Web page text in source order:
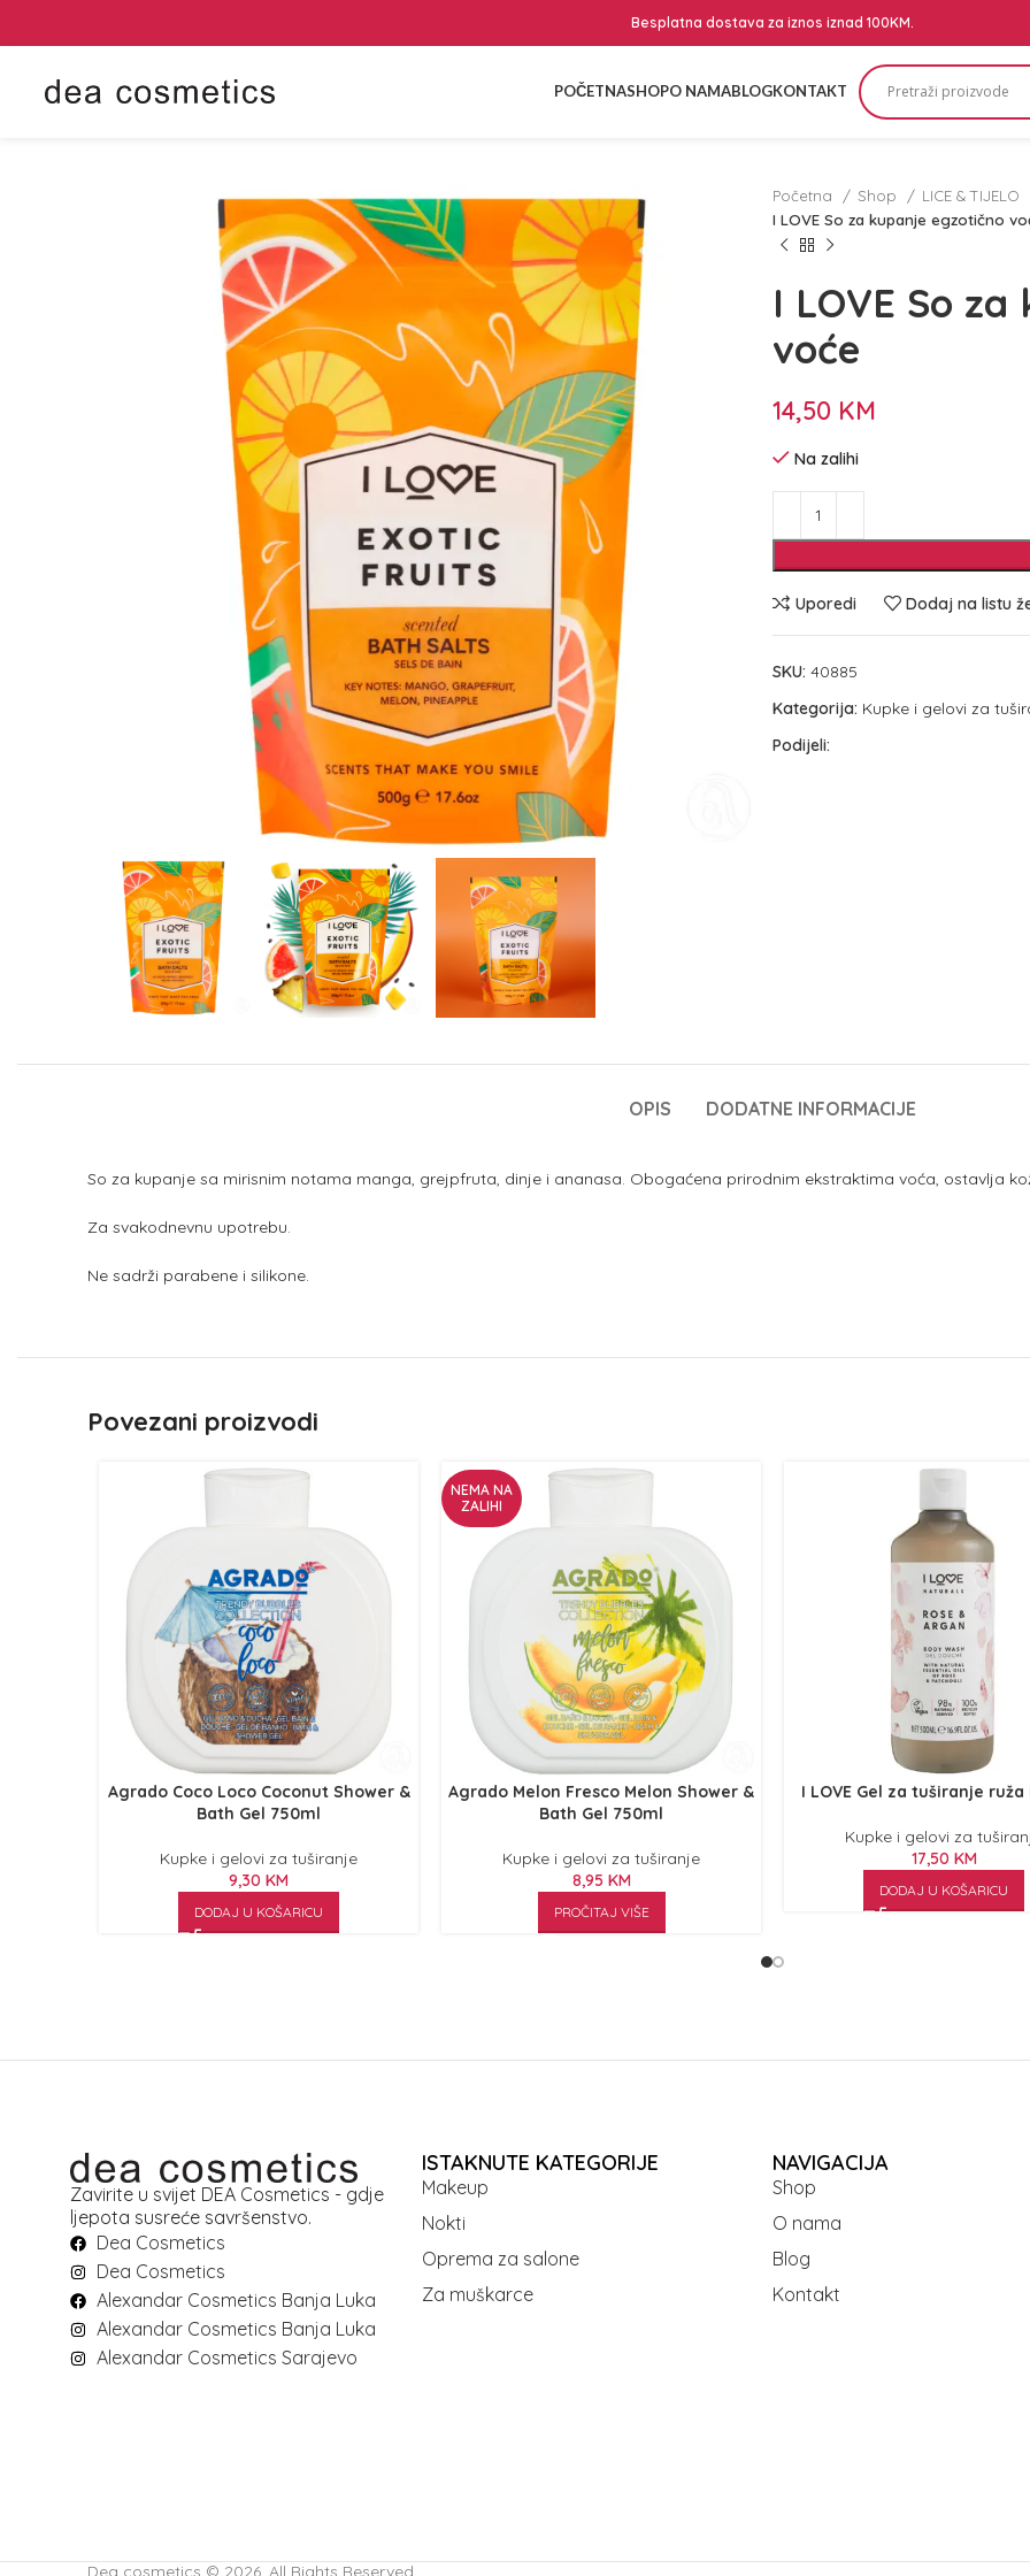
Besplatna dostava za iznos iznad 100KM.
POČETNASHOPO NAMABLOGKONTAKT
Početna Shop LICE & TIJELO
I LOVE So za kupanje egzotično
I LOVE So
voće
14,50 KM
Na zalihi
Uporedi Dodaj na listu
SKU: 40885
Kategorija: Kupke i gelovi za
Podijeli:
OPIS DODATNE INFORMACIJE
So za kupanje sa mirisnim notama manga, grejpfruta, dinje i ananasa. Obogaćena prirodnim ekstraktima voća, ostavlja
Za svakodnevnu upotrebu.
Ne sadrži parabene i silikone.
Povezani proizvodi
Agrado Coco Loco Coconut Shower &
Bath Gel 750ml
Kupke i gelovi za tuširanje
9,30 KM
DODAJ U KOŠARICU
NEMA NA
ZALIHI
Agrado Melon Fresco Melon Shower &
Bath Gel 750ml
Kupke i gelovi za tuširanje
8,95 KM
PROČITAJ VIŠE
I LOVE Gel za tuširanje
Kupke i gelovi za
17,50 KM
DODAJ U KOŠARICU
Zavirite u svijet DEA Cosmetics - gdje
ljepota susreće savršenstvo.
Dea Cosmetics
Dea Cosmetics
Alexandar Cosmetics Banja Luka
Alexandar Cosmetics Banja Luka
Alexandar Cosmetics Sarajevo
ISTAKNUTE KATEGORIJE
Makeup
Nokti
Oprema za salone
Za muškarce
NAVIGACIJA
Shop
O nama
Blog
Kontakt
Dea cosmetics © 2026. All Rights Reserved.